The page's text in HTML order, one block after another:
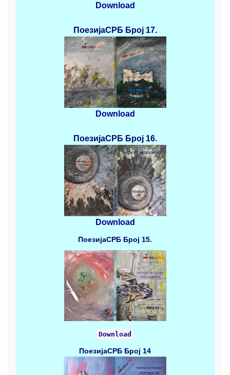
Download
ПоезијаСРБ Број 17.
Download
ПоезијаСРБ Број 16.
Download
ПоезијаСРБ Број 15.
Download
ПоезијаСРБ Број 14